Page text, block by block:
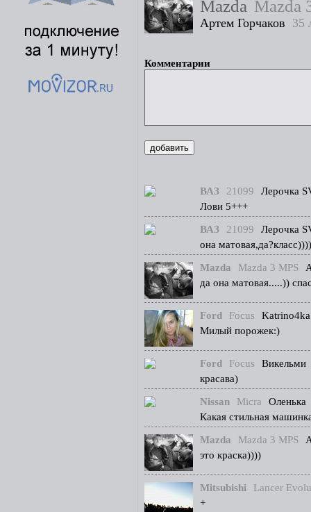
Mazda Mazda
Артем Горчаков 35
Комментарии
ВАЗ 21099
Лерочка
Лови 5+++
ВАЗ 21099
Лерочка
она матовая,да?класс))))
Mazda Mazda 3 MPS
да она матовая.....))
Ford Focus
Katrino4ka
Милый порожек:)
Ford Focus
Викельми
красава)
Nissan Micra
Оленька
Какая стильная
Mazda Mazda 3 MPS
это краска))))
Mitsubishi
Lancer
+